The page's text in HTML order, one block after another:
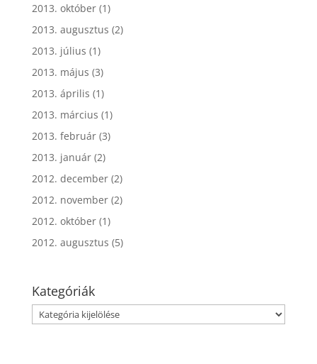
2013. október(1)
2013. augusztus (2)
2013. július (1)
2013. május (3)
2013. április (1)
2013. március (1)
2013. február(3)
2013. január(2)
2012. december(2)
2012. november(2)
2012. október(1)
2012. augusztus (5)
Kategóriák
Kategóriák